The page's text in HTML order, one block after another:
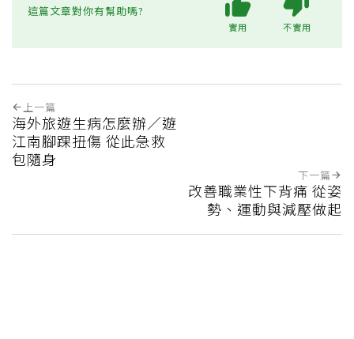
這篇文章對你有幫助嗎?
實用 不實用
上一篇
海外旅遊生病怎麼辦／遊
江南腳踝扭傷 從此急救
包隨身
下一篇
改善職業性下背痛 從姿
勢、運動與減壓做起